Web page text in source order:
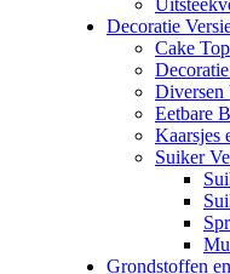
Decoratie
Cake
Diversen
Eetbare
Kaarsjes
Suiker
Grondstoffen